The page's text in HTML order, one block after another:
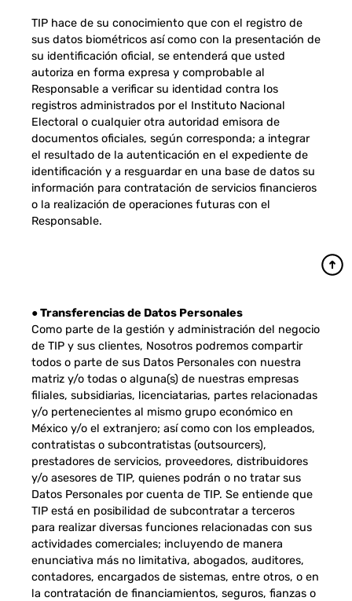
TIP hace de su conocimiento que con el registro de
sus datos biométricos así como con la presentación de
su identificación oficial, se entenderá que usted
autoriza en forma expresa y comprobable al
Responsable a verificar su identidad contra los
registros administrados por el Instituto Nacional
Electoral o cualquier otra autoridad emisora de
documentos oficiales, según corresponda; a integrar
el resultado de la autenticación en el expediente de
identificación y a resguardar en una base de datos su
información para contratación de servicios financieros
o la realización de operaciones futuras con el
Responsable.
● Transferencias de Datos Personales
Como parte de la gestión y administración del negocio
de TIP y sus clientes, Nosotros podremos compartir
todos o parte de sus Datos Personales con nuestra
matriz y/o todas o alguna(s) de nuestras empresas
filiales, subsidiarias, licenciatarias, partes relacionadas
y/o pertenecientes al mismo grupo económico en
México y/o el extranjero; así como con los empleados,
contratistas o subcontratistas (outsourcers),
prestadores de servicios, proveedores, distribuidores
y/o asesores de TIP, quienes podrán o no tratar sus
Datos Personales por cuenta de TIP. Se entiende que
TIP está en posibilidad de subcontratar a terceros
para realizar diversas funciones relacionadas con sus
actividades comerciales; incluyendo de manera
enunciativa más no limitativa, abogados, auditores,
contadores, encargados de sistemas, entre otros, o en
la contratación de financiamientos, seguros, fianzas o